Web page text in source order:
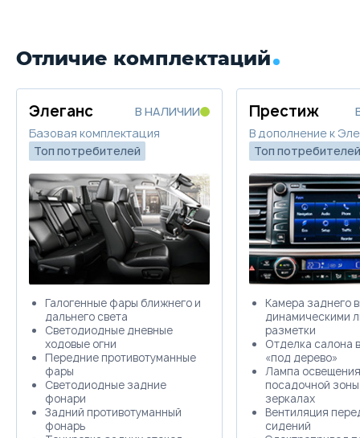
Отличие комплектаций
Элеганс
В НАЛИЧИИ
Базовая комплектация
Топ потребителей
Галогенные фары ближнего и
дальнего света
Светодиодные дневные
ходовые огни
Передние противотуманные
фары
Светодиодные задние
фонари
Задний противотуманный
фонарь
Престиж
В дополнение к
Топ потребителей
Камера заднего
динамическими
разметки
Отделка салона
«под дерево»
Лампа освещения
посадочной зоны
зеркалах
Вентиляция
сидений